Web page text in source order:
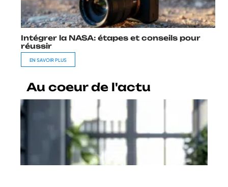
Intégrer la NASA: étapes et conseils pour
réussir
EN SAVOIR PLUS
Au coeur de l'actu